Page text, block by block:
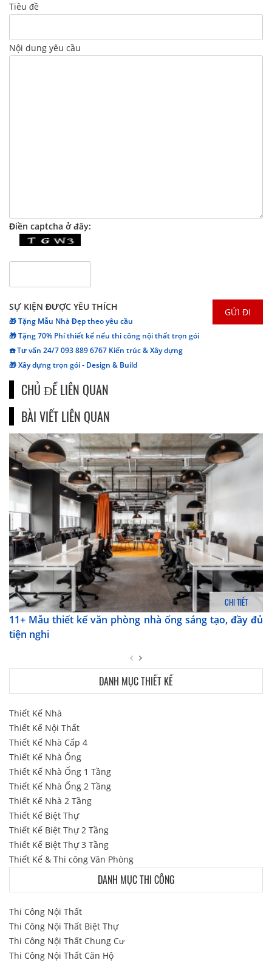
Tiêu đề
Nội dung yêu cầu
Điền captcha ở đây:
SỰ KIỆN ĐƯỢC YÊU THÍCH
🎁 Tặng Mẫu Nhà Đẹp theo yêu cầu
🎁 Tặng 70% Phí thiết kế nếu thi công nội thất trọn gói
☎️ Tư vấn 24/7 093 889 6767 Kiến trúc & Xây dựng
🎁 Xây dựng trọn gói - Design & Build
CHỦ ĐỀ LIÊN QUAN
BÀI VIẾT LIÊN QUAN
CHI TIẾT
11+ Mẫu thiết kế văn phòng nhà ống sáng tạo, đầy đủ
tiện nghi
DANH MỤC THIẾT KẾ
Thiết Kế Nhà
Thiết Kế Nội Thất
Thiết Kế Nhà Cấp 4
Thiết Kế Nhà Ống
Thiết Kế Nhà Ống 1 Tầng
Thiết Kế Nhà Ống 2 Tầng
Thiết Kế Nhà 2 Tầng
Thiết Kế Biệt Thự
Thiết Kế Biệt Thự 2 Tầng
Thiết Kế Biệt Thự 3 Tầng
Thiết Kế & Thi công Văn Phòng
DANH MỤC THI CÔNG
Thi Công Nội Thất
Thi Công Nội Thất Biệt Thự
Thi Công Nội Thất Chung Cư
Thi Công Nội Thất Căn Hộ